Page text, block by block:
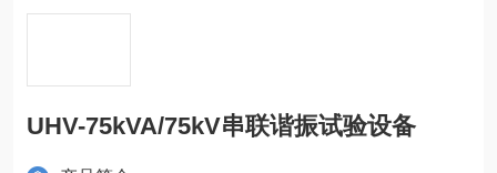
UHV-75kVA/75kV串联谐振试验设备